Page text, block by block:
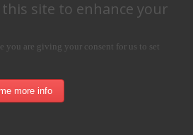
this site to enhance your
are giving your consent for us to set
more info